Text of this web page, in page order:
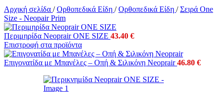
Αρχική σελίδα / Ορθοπεδικά Είδη / Ορθοπεδικά Είδη / Σειρά One
Size - Neopair Prim
Περιμηρίδα Neoprair ONE SIZE 43.40 €
Επιστροφή στα προϊόντα
Eπιγονατίδα με Μπανέλες – Οπή & Σιλικόνη Neoprair46.80 €